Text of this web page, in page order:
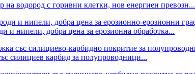
на водород с горивни клетки, нов енергиен превозн...
и нипели, добра цена за ерозионна обработка...
силициев карбид за полупроводници...